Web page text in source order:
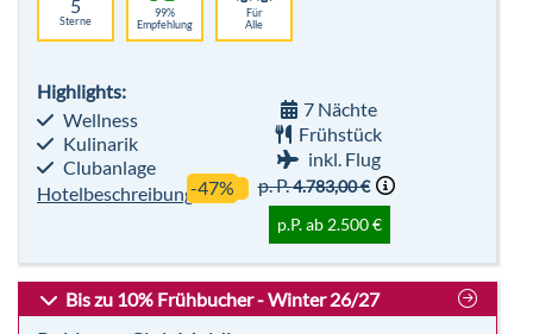
Bis zu 10% Frühbucher - Winter 26/27
Robinson Club Maldives
Malediven All Inclusive